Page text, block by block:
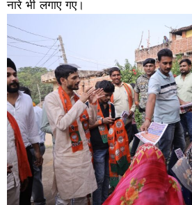
नारे भी लगाए गए।